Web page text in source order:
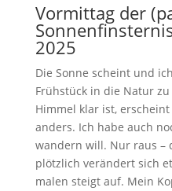
Vormittag der
2025
Die Sonne scheint und
Frühstück in die Natur
Himmel klar ist,
anders. Ich habe auch
wandern will. Nur raus –
plötzlich verändert sich
malen steigt auf. Mein